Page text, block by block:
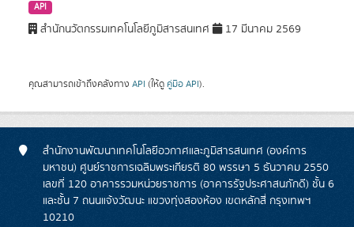
API
สำนักนวัตกรรมเทคโนโลยีภูมิสารสนเทศ 17 มีนาคม 2569
คุณสามารถเข้าถึงคลังทาง API (ให้ดู คู่มือ API).
สำนักงานพัฒนาเทคโนโลยีอวกาศและภูมิสารสนเทศ (องค์การ
มหาชน) ศูนย์ราชการเฉลิมพระเกียรติ 80 พรรษา 5 ธันวาคม 2550
เลขที่ 120 อาคารรวมหน่วยราชการ (อาคารรัฐประศาสนภักดี) ชั้น 6
และชั้น 7 ถนนแจ้งวัฒนะ แขวงทุ่งสองห้อง เขตหลักสี่ กรุงเทพฯ
10210